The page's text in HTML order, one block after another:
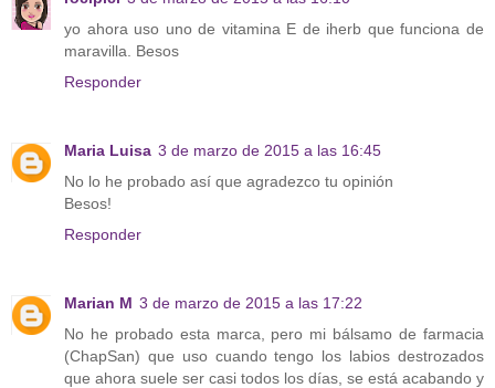
yo ahora uso uno de vitamina E de iherb que funciona de
maravilla. Besos
Responder
Maria Luisa 3 de marzo de 2015 a las 16:45
No lo he probado así que agradezco tu opinión
Besos!
Responder
Marian M 3 de marzo de 2015 a las 17:22
No he probado esta marca, pero mi bálsamo de farmacia
(ChapSan) que uso cuando tengo los labios destrozados
que ahora suele ser casi todos los días, se está acabando y